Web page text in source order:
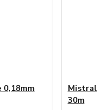
30m